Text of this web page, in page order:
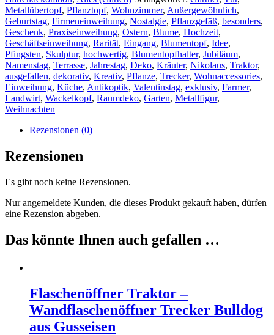
Metallübertopf, Pflanztopf, Wohnzimmer, Außergewöhnlich,
Geburtstag, Firmeneinweihung, Nostalgie, Pflanzgefäß, besonders,
Geschenk, Praxiseinweihung, Ostern, Blume, Hochzeit,
Geschäftseinweihung, Rarität, Eingang, Blumentopf, Idee,
Pfingsten, Skulptur, hochwertig, Blumentopfhalter, Jubiläum,
Namenstag, Terrasse, Jahrestag, Deko, Kräuter, Nikolaus, Traktor,
ausgefallen, dekorativ, Kreativ, Pflanze, Trecker, Wohnaccessories,
Einweihung, Küche, Antikoptik, Valentinstag, exklusiv, Farmer,
Landwirt, Wackelkopf, Raumdeko, Garten, Metallfigur,
Weihnachten
Rezensionen (0)
Rezensionen
Es gibt noch keine Rezensionen.
Nur angemeldete Kunden, die dieses Produkt gekauft haben, dürfen
eine Rezension abgeben.
Das könnte Ihnen auch gefallen …
Flaschenöffner Traktor –
Wandflaschenöffner Trecker Bulldog
aus Gusseisen